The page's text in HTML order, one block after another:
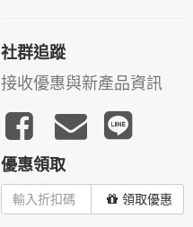
社群追蹤
接收優惠與新產品資訊
優惠領取
領取優惠